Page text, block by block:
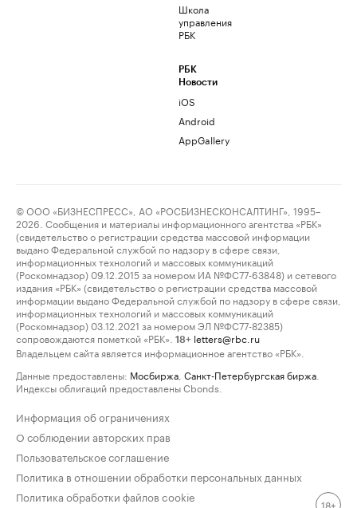
Школа
управления
РБК
РБК
Новости
iOS
Android
AppGallery
© ООО «БИЗНЕСПРЕСС», АО «РОСБИЗНЕСКОНСАЛТИНГ», 1995–
2026. Сообщения и материалы информационного агентства «РБК»
(свидетельство о регистрации средства массовой информации
выдано Федеральной службой по надзору в сфере связи,
информационных технологий и массовых коммуникаций
(Роскомнадзор) 09.12.2015 за номером ИА №ФС77-63848) и сетевого
издания «РБК» (свидетельство о регистрации средства массовой
информации выдано Федеральной службой по надзору в сфере связи,
информационных технологий и массовых коммуникаций
(Роскомнадзор) 03.12.2021 за номером ЭЛ №ФС77-82385)
сопровождаются пометкой «РБК».
18+ letters@rbc.ru
Владельцем сайта является информационное агентство «РБК».
Данные предоставлены: Мосбиржа Санкт-Петербургская биржа
Индексы облигаций предоставлены Cbonds.
Информация об ограничениях
О соблюдении авторских прав
Пользовательское соглашение
Политика в отношении обработки персональных данных
Политика обработки файлов cookie
18+